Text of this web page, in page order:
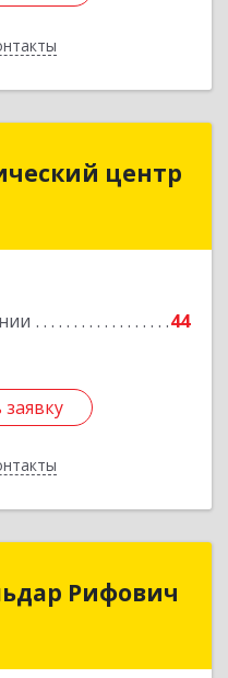
центр
44
центр
обл, Бугуруслан г,
Рифович
Рифович
Респ, Дюртюли г,